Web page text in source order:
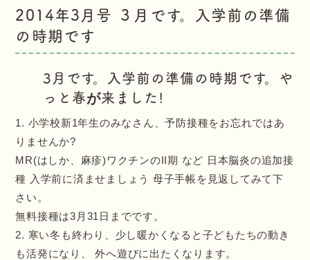
2014年3月号 ３月です。入学前の準備
の時期です
3月です。入学前の準備の時期です。や
っと春が来ました!
小学校新1年生のみなさん、予防接種をお忘れではあ
りませんか?
MR(はしか、麻疹)ワクチンのII期 など 日本脳炎の追加接
種 入学前に済ませましょう 母子手帳を見返してみて下
さい。
無料接種は3月31日までです。
寒い冬も終わり、少し暖かくなると子どもたちの動き
も活発になり、 外へ遊びに出たくなります。